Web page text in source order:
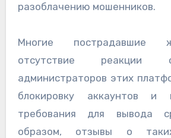
разоблачению мошенников.
Многие пострадавшие
отсутствие реакции
администраторов этих
блокировку аккаунтов и
требования для вывода
образом, отзывы о